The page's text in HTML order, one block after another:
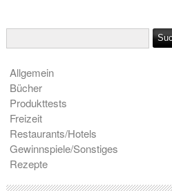
Allgemein
Bücher
Produkttests
Freizeit
Restaurants/Hotels
Gewinnspiele/Sonstiges
Rezepte